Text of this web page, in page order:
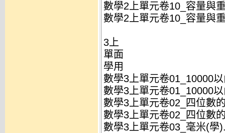
數學2上單元卷10_容量與
數學2上單元卷10_容量與
3上
單面
學用
數學3上單元卷01_10000
數學3上單元卷01_10000
數學3上單元卷02_四位數
數學3上單元卷02_四位數
數學3上單元卷03_毫米(學